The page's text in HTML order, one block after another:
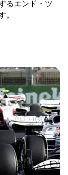
るエンド・ツ